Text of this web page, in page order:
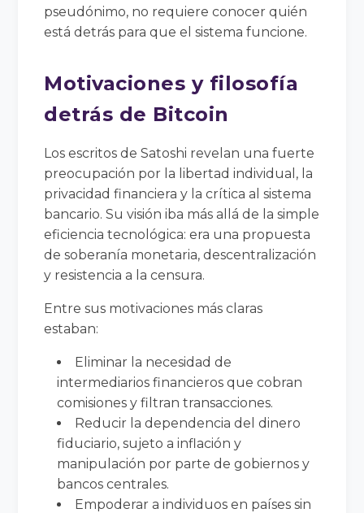
pseudónimo, no requiere conocer quién
está detrás para que el sistema funcione.
Motivaciones y filosofía
detrás de Bitcoin
Los escritos de Satoshi revelan una fuerte
preocupación por la libertad individual, la
privacidad financiera y la crítica al sistema
bancario. Su visión iba más allá de la simple
eficiencia tecnológica: era una propuesta
de soberanía monetaria, descentralización
y resistencia a la censura.
Entre sus motivaciones más claras
estaban:
Eliminar la necesidad de
intermediarios financieros que cobran
comisiones y filtran transacciones.
Reducir la dependencia del dinero
fiduciario, sujeto a inflación y
manipulación por parte de gobiernos y
bancos centrales.
Empoderar a individuos en países sin